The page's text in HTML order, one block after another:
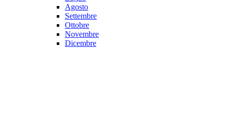
Agosto
Settembre
Ottobre
Novembre
Dicembre